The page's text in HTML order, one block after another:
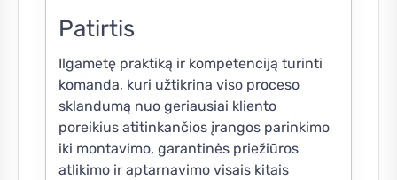
Patirtis
Ilgametę praktiką ir kompetenciją turinti
komanda, kuri užtikrina viso proceso
sklandumą nuo geriausiai kliento
poreikius atitinkančios įrangos parinkimo
iki montavimo, garantinės priežiūros
atlikimo ir aptarnavimo visais kitais